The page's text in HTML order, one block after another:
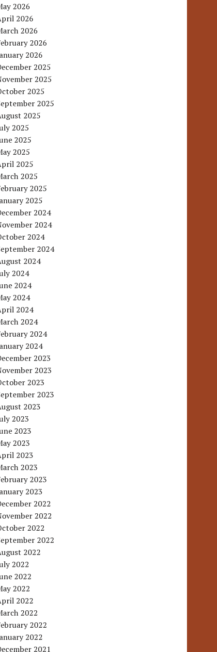
2026
2026
2026
2026
2026
2025
2025
2025
2025
2025
2025
2025
2025
2025
2025
2025
2025
2024
2024
2024
2024
2024
2024
2024
2024
2024
2024
2024
2024
2023
2023
2023
2023
2023
2023
2023
2023
2023
2023
2023
2023
2022
2022
2022
2022
2022
2022
2022
2022
2022
2022
2022
2022
2021